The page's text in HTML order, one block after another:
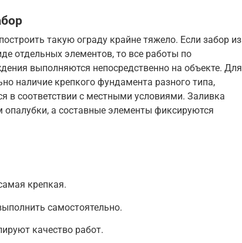
такую ограду крайне тяжело. Если забор из
отдельных элементов, то все работы по
выполняются непосредственно на объекте. Для
наличие крепкого фундамента разного типа,
в соответствии с местными условиями. Заливка
опалубки, а составные элементы фиксируются
крепкая.
самостоятельно.
качество работ.